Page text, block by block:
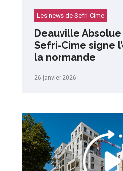
Les news de Sefri-Cime
Deauville
Sefri-Cime signe
la normande
26 janvier 2026